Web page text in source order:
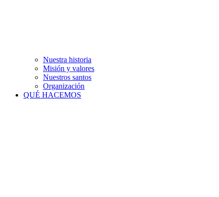
Nuestra historia
Misión y valores
Nuestros santos
Organización
QUÉ HACEMOS